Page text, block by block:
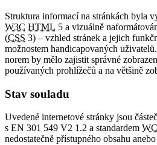
Struktura informací na stránkách byla
W3C HTML 5 a vizuálně
(CSS 3) – vzhled stránek a jejich
možnostem handicapovaných
norem by mělo zajistit správné
používaných prohlížečů a na většině
Stav souladu
Uvedené internetové stránky jsou
s EN 301 549 V2 1.2 a standardem
nedostatečně přístupného obsahu